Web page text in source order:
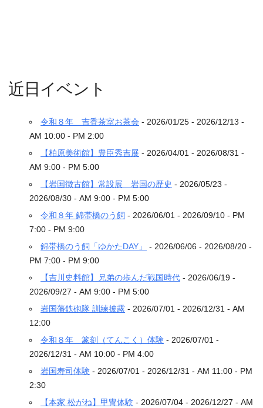
近日イベント
令和８年 吉香茶室お茶会 - 2026/01/25 - 2026/12/13 -
AM 10:00 - PM 2:00
【柏原美術館】豊臣秀吉展 - 2026/04/01 - 2026/08/31 -
AM 9:00 - PM 5:00
【岩国徴古館】常設展 岩国の歴史 - 2026/05/23 -
2026/08/30 - AM 9:00 - PM 5:00
令和８年 錦帯橋のう飼 - 2026/06/01 - 2026/09/10 - PM
7:00 - PM 9:00
錦帯橋のう飼「ゆかたDAY」
- 2026/06/06 - 2026/08/20 -
PM 7:00 - PM 9:00
【吉川史料館】兄弟の歩んだ戦国時代 - 2026/06/19 -
2026/09/27 - AM 9:00 - PM 5:00
岩国藩鉄砲隊 訓練披露 - 2026/07/01 - 2026/12/31 - AM
12:00
令和８年 篆刻（てんこく）体験 - 2026/07/01 -
2026/12/31 - AM 10:00 - PM 4:00
岩国寿司体験 - 2026/07/01 - 2026/12/31 - AM 11:00 - PM
2:30
【本家 松がね】甲冑体験 - 2026/07/04 - 2026/12/27 - AM